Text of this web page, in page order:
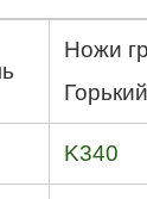
Ножи
Горький
K340